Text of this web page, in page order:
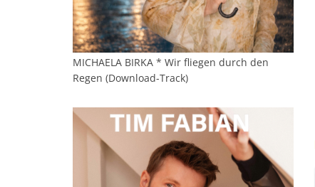
MICHAELA BIRKA * Wir fliegen durch den
Regen (Download-Track)